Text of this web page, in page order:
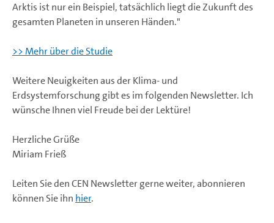
Arktis ist nur ein Beispiel, tatsächlich liegt die Zukunft des
gesamten Planeten in unseren Händen."
>> Mehr über die Studie
Weitere Neuigkeiten aus der Klima- und
Erdsystemforschung gibt es im folgenden Newsletter. Ich
wünsche Ihnen viel Freude bei der Lektüre!
Herzliche Grüße
Miriam Frieß
Leiten Sie den CEN Newsletter gerne weiter, abonnieren
können Sie ihn hier.